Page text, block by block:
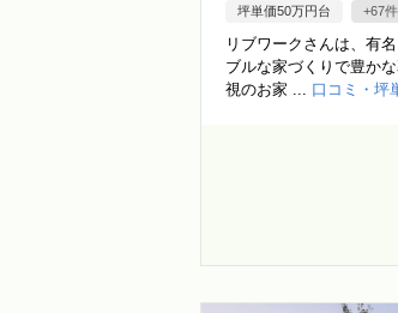
坪単価50万円台 +67件
リブワークさんは、有
ブルな家づくりで豊か
視のお家 ... 口コミ・坪